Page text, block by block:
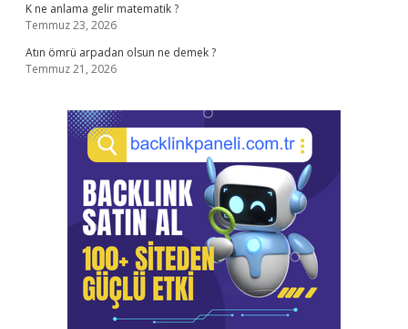
K ne anlama gelir matematik ?
Temmuz 23, 2026
Atın ömrü arpadan olsun ne demek ?
Temmuz 21, 2026